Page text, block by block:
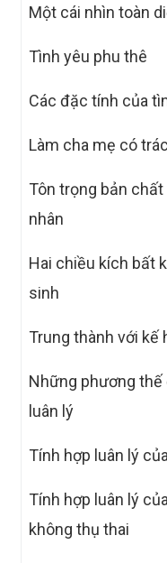
Một cái nhìn toàn
Tình yêu phu thê
Các đặc tính của
Làm cha mẹ có
Tôn trọng bản
nhân
Hai chiều kích bất
sinh
Trung thành với kế
Những phương thế
luân lý
Tính hợp luân lý
Tính hợp luân lý
không thụ thai